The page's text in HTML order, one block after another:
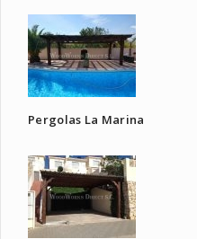
Pergolas La Marina